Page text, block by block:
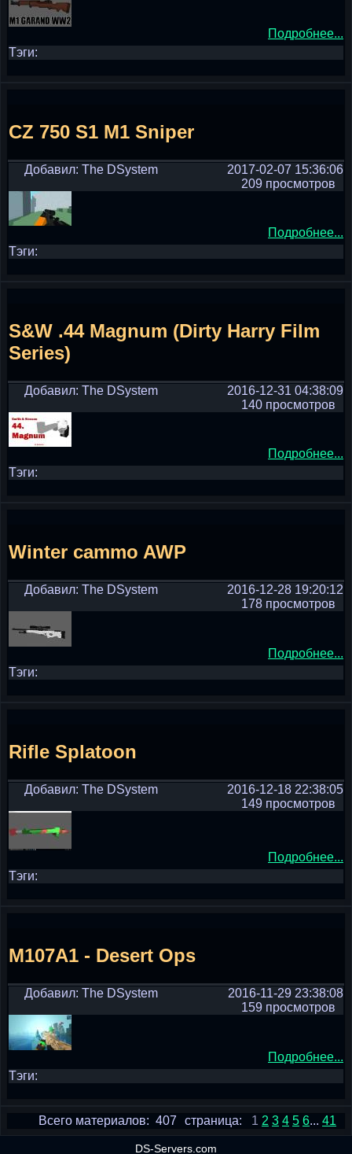
Подробнее...
Тэги:
CZ 750 S1 M1 Sniper
Добавил: The DSystem
2017-02-07 15:36:06
209 просмотров
Подробнее...
Тэги:
S&W .44 Magnum (Dirty Harry Film
Series)
Добавил: The DSystem
2016-12-31 04:38:09
140 просмотров
Подробнее...
Тэги:
Winter cammo AWP
Добавил: The DSystem
2016-12-28 19:20:12
178 просмотров
Подробнее...
Тэги:
Rifle Splatoon
Добавил: The DSystem
2016-12-18 22:38:05
149 просмотров
Подробнее...
Тэги:
M107A1 - Desert Ops
Добавил: The DSystem
2016-11-29 23:38:08
159 просмотров
Подробнее...
Тэги:
страница: 1 2 3 4 5 6... 41
Всего материалов: 407
DS-Servers.com